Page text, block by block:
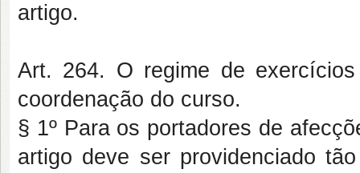
artigo.
Art. 264. O regime de
coordenação do curso.
§ 1º Para os portadores de
artigo deve ser providenciado